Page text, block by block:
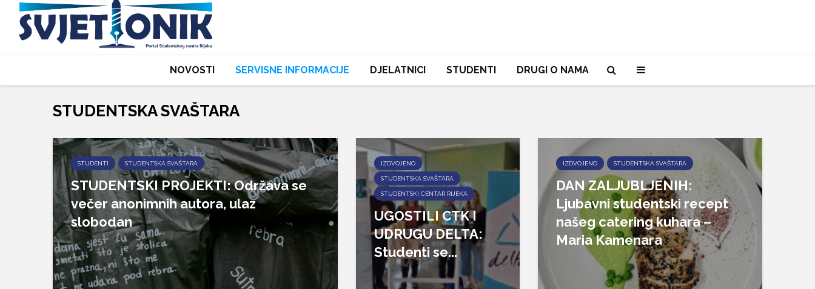
NOVOSTI SERVISNE INFORMACIJE DJELATNICI STUDENTI DRUGI O NAMA
STUDENTSKA SVAŠTARA
STUDENTI STUDENTSKA SVAŠTARA
STUDENTSKI PROJEKTI: Održava se
večer anonimnih autora, ulaz
slobodan
IZDVOJENO
STUDENTSKA SVAŠTARA
STUDENTSKI CENTAR RIJEKA
UGOSTILI CTK I
UDRUGU DELTA:
Studenti se...
IZDVOJENO STUDENTSKA SVAŠTARA
DAN ZALJUBLJENIH:
Ljubavni studentski recept
našeg catering kuhara –
Maria Kamenara